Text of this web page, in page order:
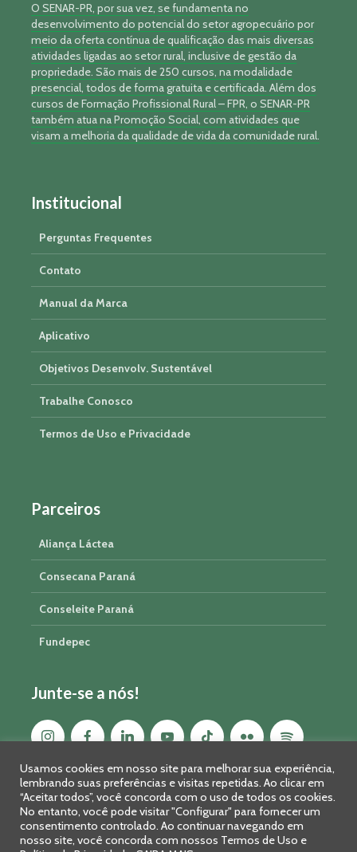
O SENAR-PR, por sua vez, se fundamenta no
desenvolvimento do potencial do setor agropecuário por
meio da oferta contínua de qualificação das mais diversas
atividades ligadas ao setor rural, inclusive de gestão da
propriedade. São mais de 250 cursos, na modalidade
presencial, todos de forma gratuita e certificada. Além dos
cursos de Formação Profissional Rural – FPR, o SENAR-PR
também atua na Promoção Social, com atividades que
visam a melhoria da qualidade de vida da comunidade rural.
Institucional
Perguntas Frequentes
Contato
Manual da Marca
Aplicativo
Objetivos Desenvolv. Sustentável
Trabalhe Conosco
Termos de Uso e Privacidade
Parceiros
Aliança Láctea
Consecana Paraná
Conseleite Paraná
Fundepec
Junte-se a nós!
Usamos cookies em nosso site para melhorar sua experiência,
lembrando suas preferências e visitas repetidas. Ao clicar em
“Aceitar todos”, você concorda com o uso de todos os cookies.
No entanto, você pode visitar "Configurar" para fornecer um
consentimento controlado. Ao continuar navegando em
nosso site, você concorda com nossos Termos de Uso e